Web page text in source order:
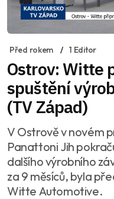
Před rokem 1 Editor
Ostrov: Witte
spuštění
(TV Západ)
V Ostrově v novém
Panattoni Jih
dalšího výrobního
za 9 měsíců, byla
Witte Automotive.